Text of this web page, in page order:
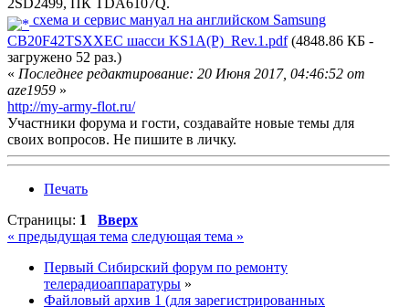
2SD2499, ПК TDA6107Q.
схема и сервис мануал на английском Samsung
CB20F42TSXXEC шасси KS1A(P)_Rev.1.pdf(4848.86 КБ -
загружено 52 раз.)
« Последнее редактирование: 20 Июня 2017, 04:46:52 от
aze1959 »
http://my-army-flot.ru/
Участники форума и гости, создавайте новые темы для
своих вопросов. Не пишите в личку.
Печать
Страницы: 1
Вверх
« предыдущая тема следующая тема »
Первый Сибирский форум по ремонту
телерадиоаппаратуры »
Файловый архив 1 (для зарегистрированных